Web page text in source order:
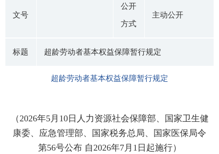
文号
公开
方式
主动公开
标题 超龄劳动者基本权益保障暂行规定
超龄劳动者基本权益保障暂行规定
（2026年5月10日人力资源社会保障部、国家卫生健
康委、应急管理部、国家税务总局、国家医保局令
第56号公布 自2026年7月1日起施行）